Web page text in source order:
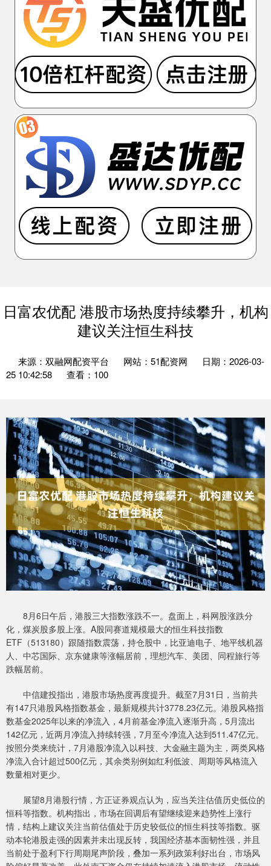
日富农优配 港股市场热度持续攀升，机构
建议关注恒生科技
来源：双融网配资平台 网站：51配资网
日期：2026-03-
25 10:42:58
查看：100
8月6日午后，港股三大指数涨跌不一。盘面上，科网股涨跌分
化，煤炭股多股上涨。A股同赛道规模最大的恒生科技指数
ETF（513180）跟随指数震荡，持仓股中，比亚迪电子、地平线机器
人、中芯国际、京东健康等涨幅居前，理想汽车、美团、同程旅行等
跌幅居前。
中信建投指出，港股市场热度再度提升。截至7月31日，当前共
有147只港股风格指数基金，最新规模共计3778.23亿元。港股风格指
数基金2025年以来的净流入，4月前基金净流入逐渐升高，5月流出
142亿元，近两月净流入持续转强，7月至今净流入达到511.47亿元。
按照分类来统计，7月港股净流入以科技、大金融主题为主，两类风格
净流入合计超过500亿元，其余类别例如红利低波、周期等风格流入
数量相对更少。
展望8月港股行情，方正证券观点认为，应当关注估值历史低位的
恒科等指数。机构指出，市场在回调后有望继续迎来趋势性上涨行
情，结构上建议关注当前估值处于历史较低位的恒生科技等指数。驱
动本轮港股走强的因素并未出现反转，我国经济基本面韧性强，并且
当前处于盈利下行周期尾声阶段，叠加一系列政策利好出台，市场风